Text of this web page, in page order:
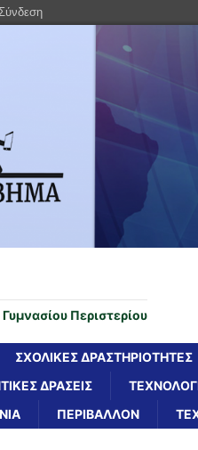
Περιστερίου
ΣΧΟΛΙΚΕΣ ΔΡΑΣΤΗΡΙΟΤΗΤΕΣ
ΔΡΑΣΕΙΣ
ΠΕΡΙΒΑΛΛΟΝ